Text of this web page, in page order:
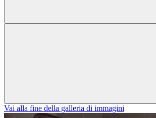
Vai alla fine della galleria di immagini